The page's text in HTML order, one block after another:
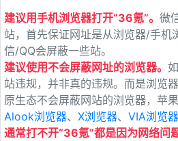
建议用手机浏览器打开“36氪”。 微
站，首先保证网址是从浏览器/手机
信/QQ会屏蔽一些站。
建议使用不会屏蔽网址的浏览器。
站违规，并非真的违规。而是浏览
原生态不会屏蔽网站的浏览器，苹
Alook浏览器、 X浏览器、 VIA浏览器
通常打不开“36氪”都是因为网络问题